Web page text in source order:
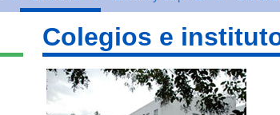
Colegios e